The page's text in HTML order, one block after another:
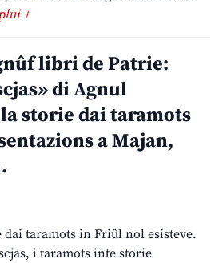
+
libri de Patrie:
di Agnul
storie dai taramots
a Majan,
taramots in Friûl nol esisteve.
i taramots inte storie